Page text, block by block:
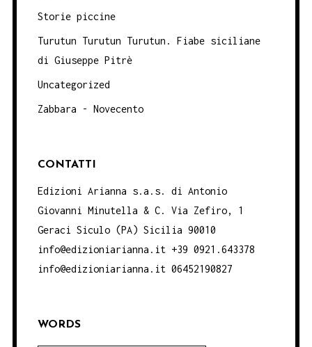
Storie piccine
Turutun Turutun Turutun. Fiabe siciliane
di Giuseppe Pitrè
Uncategorized
Zabbara - Novecento
CONTATTI
Edizioni Arianna s.a.s. di Antonio
Giovanni Minutella & C. Via Zefiro, 1
Geraci Siculo (PA) Sicilia 90010
info@edizioniarianna.it +39 0921.643378
info@edizioniarianna.it 06452190827
WORDS